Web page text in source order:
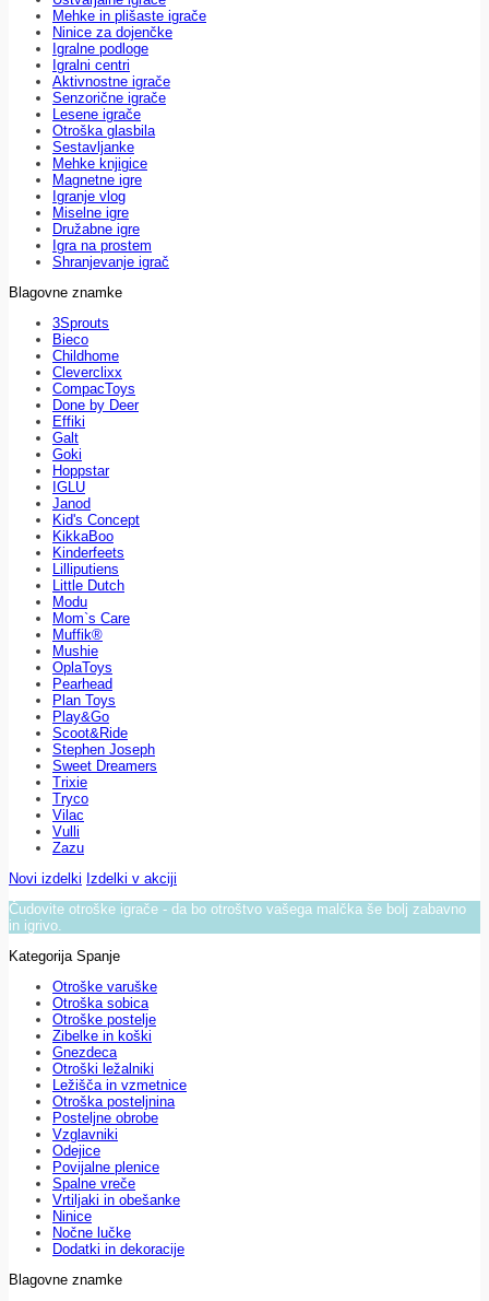
Mehke in plišaste igrače
Ninice za dojenčke
Igralne podloge
Igralni centri
Aktivnostne igrače
Senzorične igrače
Lesene igrače
Otroška glasbila
Sestavljanke
Mehke knjigice
Magnetne igre
Igranje vlog
Miselne igre
Družabne igre
Igra na prostem
Shranjevanje igrač
Blagovne znamke
3Sprouts
Bieco
Childhome
Cleverclixx
CompacToys
Done by Deer
Effiki
Galt
Goki
Hoppstar
IGLU
Janod
Kid's Concept
KikkaBoo
Kinderfeets
Lilliputiens
Little Dutch
Modu
Mom`s Care
Muffik®
Mushie
OplaToys
Pearhead
Plan Toys
Play&Go
Scoot&Ride
Stephen Joseph
Sweet Dreamers
Trixie
Tryco
Vilac
Vulli
Zazu
Novi izdelki Izdelki v akciji
Čudovite otroške igrače - da bo otroštvo vašega malčka še bolj zabavno
in igrivo.
Kategorija Spanje
Otroške varuške
Otroška sobica
Otroške postelje
Zibelke in koški
Gnezdeca
Otroški ležalniki
Ležišča in vzmetnice
Otroška posteljnina
Posteljne obrobe
Vzglavniki
Odejice
Povijalne plenice
Spalne vreče
Vrtiljaki in obešanke
Ninice
Nočne lučke
Dodatki in dekoracije
Blagovne znamke